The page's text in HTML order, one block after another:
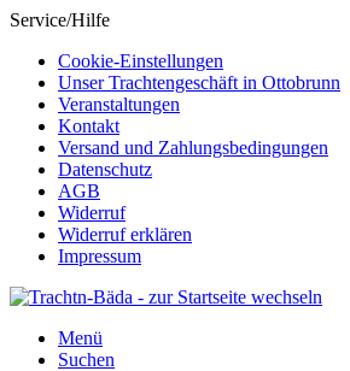
Service/Hilfe
Cookie-Einstellungen
Unser Trachtengeschäft in Ottobrunn
Veranstaltungen
Kontakt
Versand und Zahlungsbedingungen
Datenschutz
AGB
Widerruf
Widerruf erklären
Impressum
Menü
Suchen